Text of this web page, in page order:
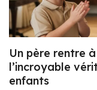
Un père rentre
l’incroyable
enfants